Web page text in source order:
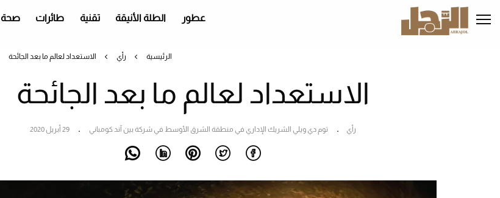
إلى
المحتوى
عطور الطلة الأنيقة تقنية طائرات صحة
الرئيسية رأي الاستعداد لعالم ما بعد الجائحة
الاستعداد لعالم ما بعد الجائحة
رأي توم دي ويلي الشريك الإداري في منطقة الشرق الأوسط في شركة بين آند كومباني 29 أبريل 2020